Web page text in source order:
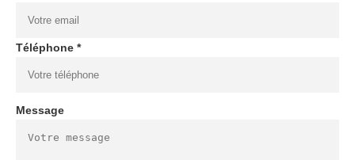
Téléphone *
Message